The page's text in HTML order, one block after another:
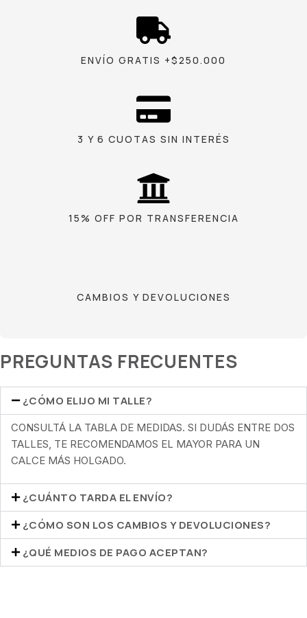
ENVÍO GRATIS +$250.000
3 Y 6 CUOTAS SIN INTERÉS
15% OFF POR TRANSFERENCIA
CAMBIOS Y DEVOLUCIONES
PREGUNTAS FRECUENTES
¿CÓMO ELIJO MI TALLE?
CONSULTÁ LA TABLA DE MEDIDAS. SI DUDÁS ENTRE DOS
TALLES, TE RECOMENDAMOS EL MAYOR PARA UN
CALCE MÁS HOLGADO.
¿CUÁNTO TARDA EL ENVÍO?
¿CÓMO SON LOS CAMBIOS Y DEVOLUCIONES?
¿QUÉ MEDIOS DE PAGO ACEPTAN?